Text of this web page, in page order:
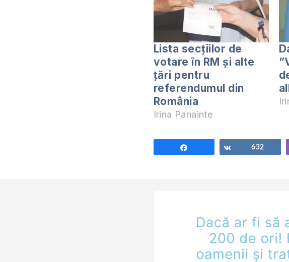
Lista secțiilor de
votare în RM și alte
țări pentru
referendumul din
România
Irina Panainte
Share632